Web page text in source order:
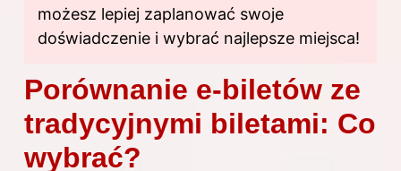
możesz lepiej zaplanować swoje
doświadczenie i wybrać najlepsze miejsca!
Porównanie e-biletów ze
tradycyjnymi biletami: Co
wybrać?